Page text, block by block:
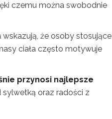
czemu można swobodnie
wskazują, że osoby stosujące
ciała często motywuje
przynosi najlepsze
oraz radości z